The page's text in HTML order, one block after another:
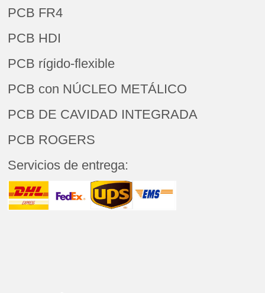
PCB FR4
PCB HDI
PCB rígido-flexible
PCB con NÚCLEO METÁLICO
PCB DE CAVIDAD INTEGRADA
PCB ROGERS
Servicios de entrega: